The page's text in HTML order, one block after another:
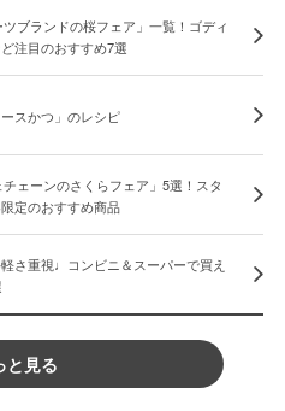
ブランドの桜フェア」一覧！ゴディ
注目のおすすめ7選
スかつ」のレシピ
ェーンのさくらフェア」5選！スタ
定のおすすめ商品
さ重視♩コンビニ＆スーパーで買え
と見る